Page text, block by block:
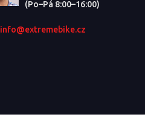
(Po–Pá 8:00–16:00)
info@extremebike.cz